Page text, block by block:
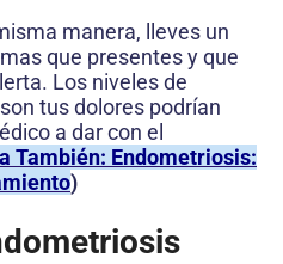
manera, lleves un
que presentes y que
Los niveles de
tus dolores podrían
a dar con el
También: Endometriosis:
)